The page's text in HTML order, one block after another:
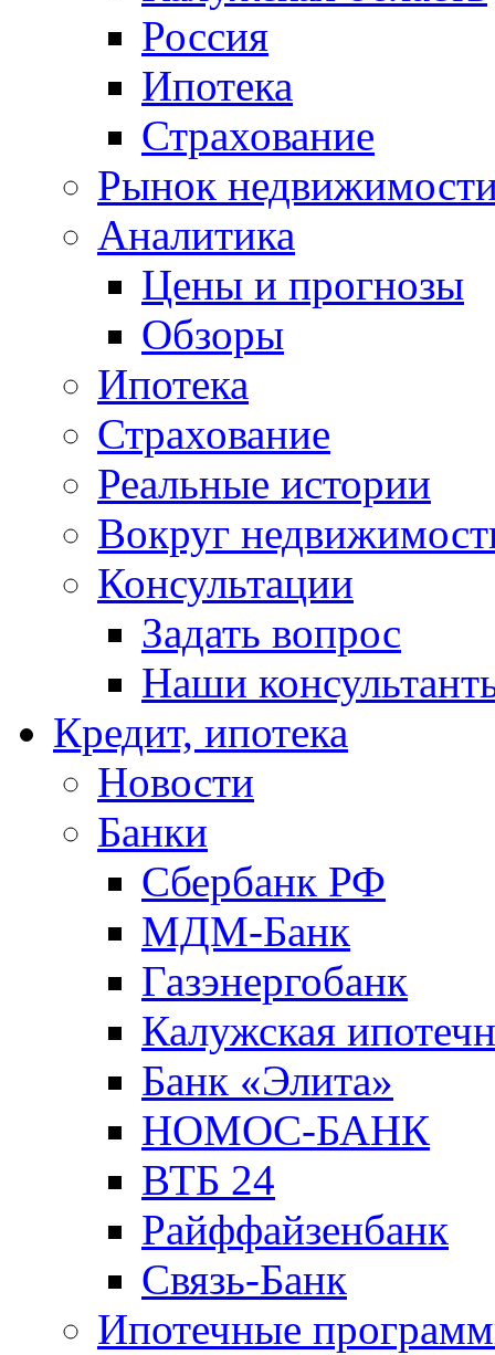
Россия
Ипотека
Страхование
Рынок
Аналитика
Цены и прогнозы
Обзоры
Ипотека
Страхование
Реальные истории
Вокруг
Консультации
Задать вопрос
Наши
Кредит, ипотека
Новости
Банки
Сбербанк РФ
МДМ-Банк
Газэнергобанк
Калужская
Банк «Элита»
НОМОС-БАНК
ВТБ 24
Райффайзенбанк
Связь-Банк
Ипотечные